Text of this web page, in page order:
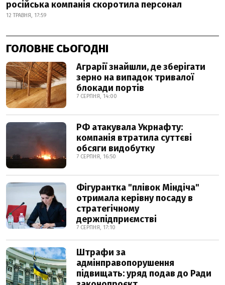
російська компанія скоротила персонал
12 ТРАВНЯ, 17:59
ГОЛОВНЕ СЬОГОДНІ
Аграрії знайшли, де зберігати
зерно на випадок тривалої
блокади портів
7 СЕРПНЯ, 14:00
РФ атакувала Укрнафту:
компанія втратила суттєві
обсяги видобутку
7 СЕРПНЯ, 16:50
Фігурантка "плівок Міндіча"
отримала керівну посаду в
стратегічному
держпідприємстві
7 СЕРПНЯ, 17:10
Штрафи за
адмінправопорушення
підвищать: уряд подав до Ради